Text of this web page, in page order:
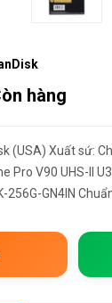
hàng
(USA) Xuất sứ:
Pro V90 UHS-II
GN4IN Chuẩn